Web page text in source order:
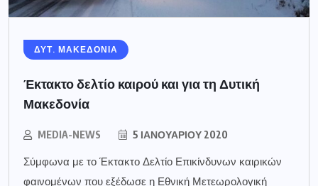
ΔΥΤ. ΜΑΚΕΔΟΝΙΑ
Έκτακτο δελτίο καιρού και για τη Δυτική
Μακεδονία
MEDIA-NEWS 5 ΙΑΝΟΥΑΡΊΟΥ 2020
Σύμφωνα με το Έκτακτο Δελτίο Επικίνδυνων καιρικών
φαινομένων που εξέδωσε η Εθνική Μετεωρολογική